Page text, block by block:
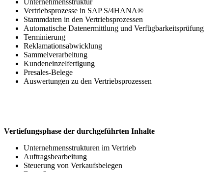
Unternehmensstruktur
Vertriebsprozesse in SAP S/4HANA®
Stammdaten in den Vertriebsprozessen
Automatische Datenermittlung und Verfügbarkeitsprüfung
Terminierung
Reklamationsabwicklung
Sammelverarbeitung
Kundeneinzelfertigung
Presales-Belege
Auswertungen zu den Vertriebsprozessen
Vertiefungsphase der durchgeführten Inhalte
Unternehmensstrukturen im Vertrieb
Auftragsbearbeitung
Steuerung von Verkaufsbelegen